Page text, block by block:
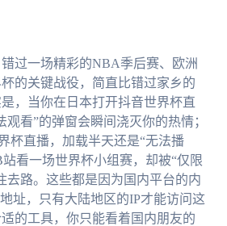
过一场精彩的NBA季后赛、欧洲
的关键战役，简直比错过家乡的
，当你在日本打开抖音世界杯直
看”的弹窗会瞬间浇灭你的热情；
杯直播，加载半天还是“无法播
看一场世界杯小组赛，却被“仅限
去路。这些都是因为国内平台的内
址，只有大陆地区的IP才能访问这
的工具，你只能看着国内朋友的